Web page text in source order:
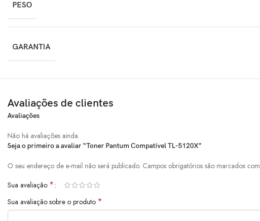
PESO
GARANTIA
Avaliações de clientes
Avaliações
Não há avaliações ainda.
Seja o primeiro a avaliar “Toner Pantum Compatível TL-5120X”
O seu endereço de e-mail não será publicado. Campos obrigatórios são marcados com
Sua avaliação *
Sua avaliação sobre o produto *